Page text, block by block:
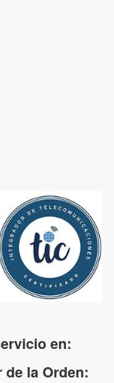
en:
la Orden: